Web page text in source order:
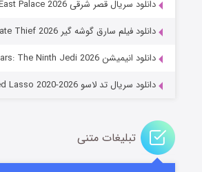
خاندان اژدها فصل ۳
قسمت۶ (زیرنویس)
دانلود سریال قصر شرقی The East Palace 2026
دانلود فیلم سارق گوشه گیر The Isolate Thief 2026
دانلود انیمیشن Star Wars: The Ninth Jedi 2026
دانلود سریال تد لاسو Ted Lasso 2020-2026
تبلیغات متنی